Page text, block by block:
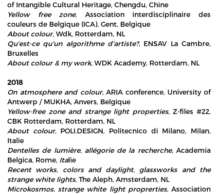
of Intangible Cultural Heritage, Chengdu, Chine
Yellow free zone, Association interdisciplinaire des
couleurs de Belgique (ICA), Gent, Belgique
About colour, Wdk, Rotterdam, NL
Qu'est-ce qu'un algorithme d'artiste?, ENSAV La Cambre,
Bruxelles
About colour & my work, WDK Academy, Rotterdam, NL
2018
On atmosphere and colour,ARIA conference, University of
Antwerp / MUKHA, Anvers, Belgique
Yellow-free zone and strange light properties,Z-files #22,
CBK Rotterdam, Rotterdam, NL
About colour,POLI.DESIGN, Politecnico di Milano, Milan,
Italie
Dentelles de lumière, allégorie de la recherche,Academia
Belgica, Rome, Italie
Recent works, colors and daylight, glassworks and the
strange white lights, The Aleph, Amsterdam, NL
Microkosmos, strange white light proprerties,Association